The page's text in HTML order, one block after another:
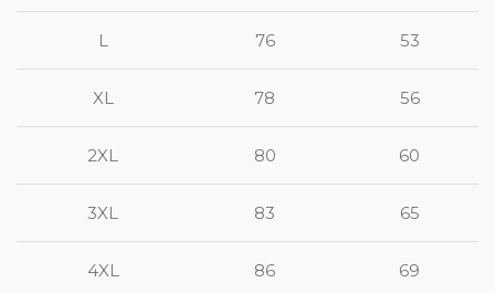
L 76 53
XL 78 56
2XL 80 60
3XL 83 65
4XL 86 69